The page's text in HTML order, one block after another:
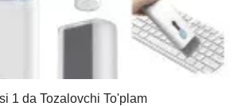
1 da Tozalovchi To'plam